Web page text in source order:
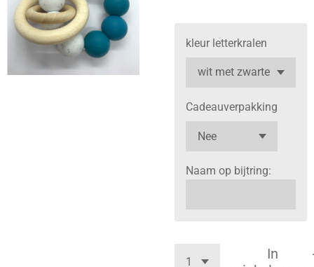
kleur letterkralen
Cadeauverpakking
Naam op bijtring:
In